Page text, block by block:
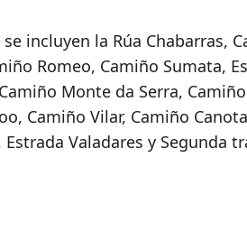
incluyen la Rúa Chabarras,
Romeo, Camiño Sumata,
Monte da Serra,
Camiño Vilar, Camiño
Valadares y Segunda